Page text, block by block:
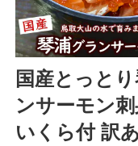
国産とっと
ンサーモン
いくら付 訳